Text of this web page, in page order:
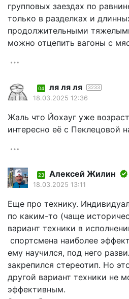
групповых заездах по
только в разделках и
продолжительными
можно отцепить вагоны с
04 ля ля ля 3233
18.03.2025 12:36
Жаль что Йохауг уже
интересно её с Пеклецовой
23 Алексей Жилин
18.03.2025 13:11
Еще про технику.
по каким-то (чаще
вариант техники в
спортсмена наиболее
ему научился, под него
закрепился стереотип. Но
другой вариант техники не
эффективным.